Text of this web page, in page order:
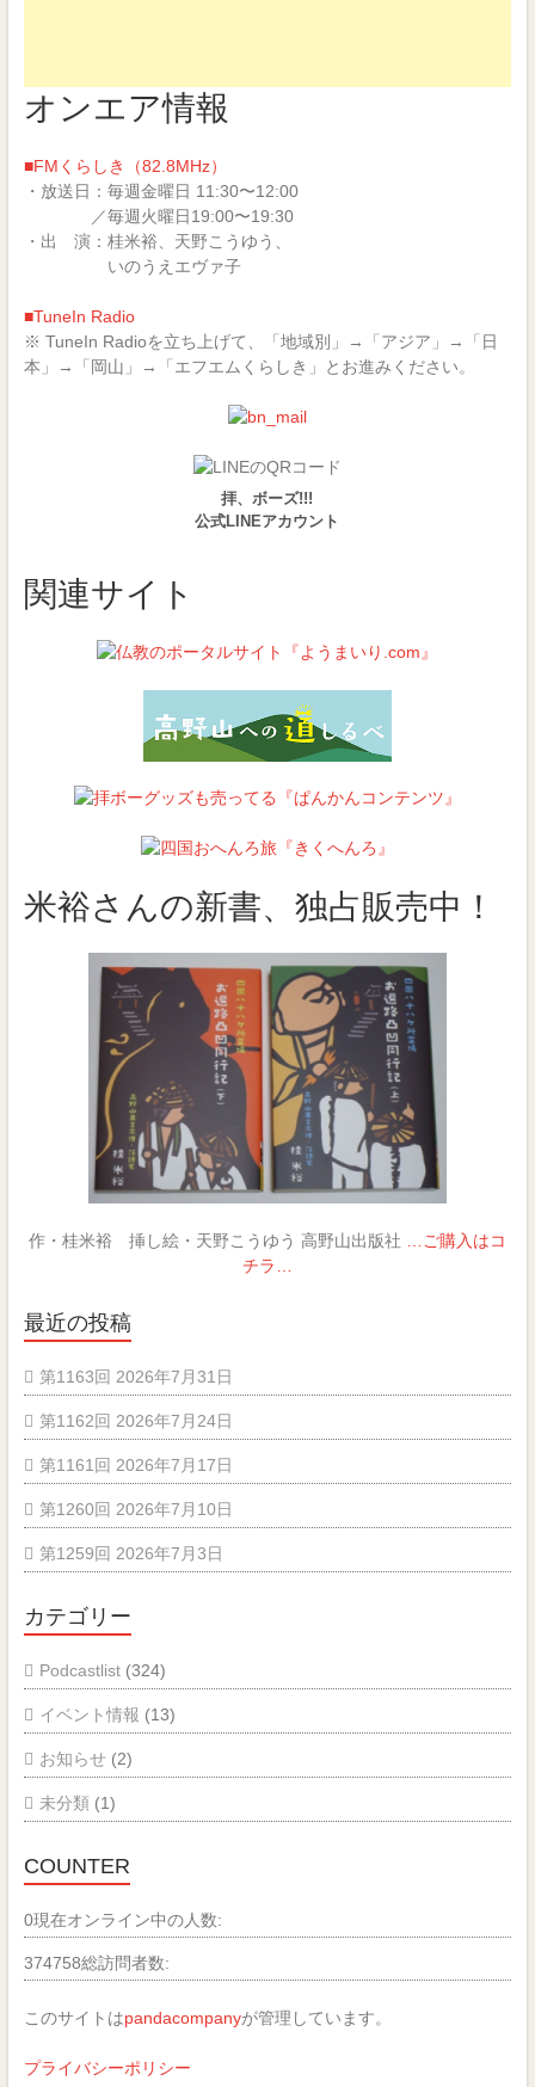
オンエア情報
■FMくらしき（82.8MHz）
・放送日：毎週金曜日 11:30〜12:00
／毎週火曜日19:00〜19:30
・出 演：桂米裕、天野こうゆう、
いのうえエヴァ子
■TuneIn Radio
※ TuneIn Radioを立ち上げて、「地域別」→「アジア」→「日
本」→「岡山」→「エフエムくらしき」とお進みください。
拝、ボーズ!!!
公式LINEアカウント
関連サイト
米裕さんの新書、独占販売中！
作・桂米裕 挿し絵・天野こうゆう 高野山出版社 …ご購入はコ
チラ…
最近の投稿
第1163回 2026年7月31日
第1162回 2026年7月24日
第1161回 2026年7月17日
第1260回 2026年7月10日
第1259回 2026年7月3日
カテゴリー
Podcastlist(324)
イベント情報 (13)
お知らせ (2)
未分類 (1)
COUNTER
0現在オンライン中の人数:
374758総訪問者数:
このサイトはpandacompanyが管理しています。
プライバシーポリシー